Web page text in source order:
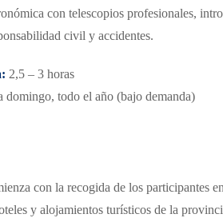
con telescopios profesionales, i
civil y accidentes.
2,5 – 3 horas
domingo, todo el año (bajo demanda)
con la recogida de los participantes
y alojamientos turísticos de la